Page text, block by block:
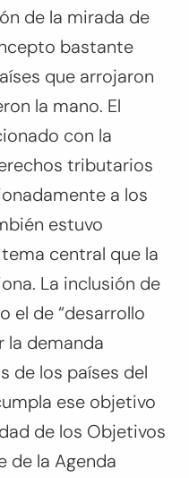
de la mirada de
bastante
que arrojaron
la mano. El
con la
tributarios
a los
estuvo
central que la
La inclusión de
el de “desarrollo
la demanda
de los países del
ese objetivo
de los Objetivos
de la Agenda